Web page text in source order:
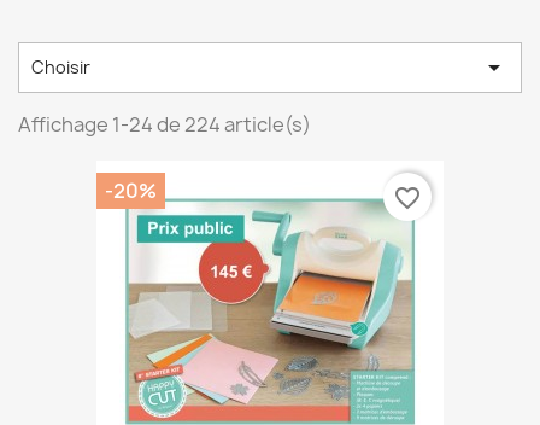
Choisir 
Affichage 1-24 de 224 article(s)
-20% favorite_border